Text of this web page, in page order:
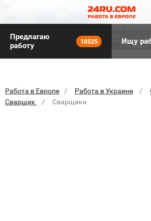
Предлагаю
работу
18525 Ищу
Работа в Европе Работа в Украине
Сварщик
Сварщики